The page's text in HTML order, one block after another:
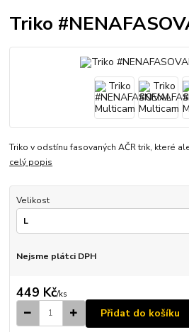
Triko
Triko v odstínu fasovaných AČR trik, které
celý popis
Velikost
Nejsme plátci DPH
449 Kč/ks
Přidat do košíku